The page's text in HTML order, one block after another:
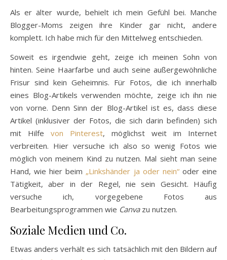
Als er älter wurde, behielt ich mein Gefühl bei. Manche
Blogger-Moms zeigen ihre Kinder gar nicht, andere
komplett. Ich habe mich für den Mittelweg entschieden.
Soweit es irgendwie geht, zeige ich meinen Sohn von
hinten. Seine Haarfarbe und auch seine außergewöhnliche
Frisur sind kein Geheimnis. Für Fotos, die ich innerhalb
eines Blog-Artikels verwenden möchte, zeige ich ihn nie
von vorne. Denn Sinn der Blog-Artikel ist es, dass diese
Artikel (inklusiver der Fotos, die sich darin befinden) sich
mit Hilfe von Pinterest, möglichst weit im Internet
verbreiten. Hier versuche ich also so wenig Fotos wie
möglich von meinem Kind zu nutzen. Mal sieht man seine
Hand, wie hier beim „Linkshänder ja oder nein“oder eine
Tätigkeit, aber in der Regel, nie sein Gesicht. Häufig
versuche ich, vorgegebene Fotos aus
Bearbeitungsprogrammen wie Canvazu nutzen.
Soziale Medien und Co.
Etwas anders verhält es sich tatsächlich mit den Bildern auf